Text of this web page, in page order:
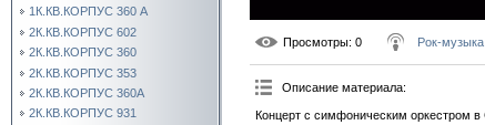
1К.КВ.КОРПУС 360 А
2К.КВ.КОРПУС 602
2К.КВ.КОРПУС 360
2К.КВ.КОРПУС 353
2К.КВ.КОРПУС 360А
2К.КВ.КОРПУС 931
Просмотры: 0 Рок-музыка
Описание материала:
Концерт с симфоническим оркестром